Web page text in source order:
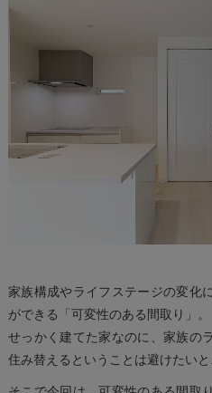
家族構成やライフステージの変化
ができる「可変性のある間取り」。
せっかく建てた家なのに、家族の
住み替えるということは避けたいと